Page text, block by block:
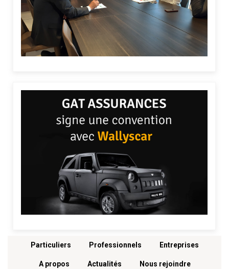
Menu footer
Particuliers Professionnels Entreprises
A propos Actualités Nous rejoindre